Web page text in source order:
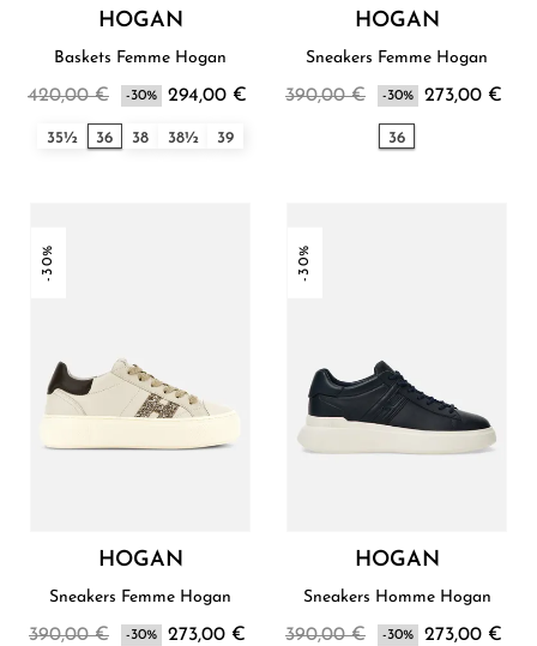
HOGAN
Baskets Femme Hogan
420,00 € -30% 294,00 €
35½ 36 38 38½ 39
HOGAN
Sneakers Femme Hogan
390,00 € -30% 273,00 €
36
-30%
HOGAN
Sneakers Femme Hogan
390,00 € -30% 273,00 €
-30%
HOGAN
Sneakers Homme Hogan
390,00 € -30% 273,00 €